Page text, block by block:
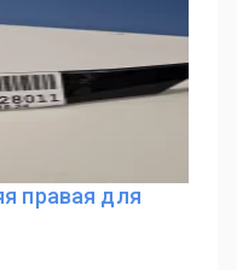
правая для